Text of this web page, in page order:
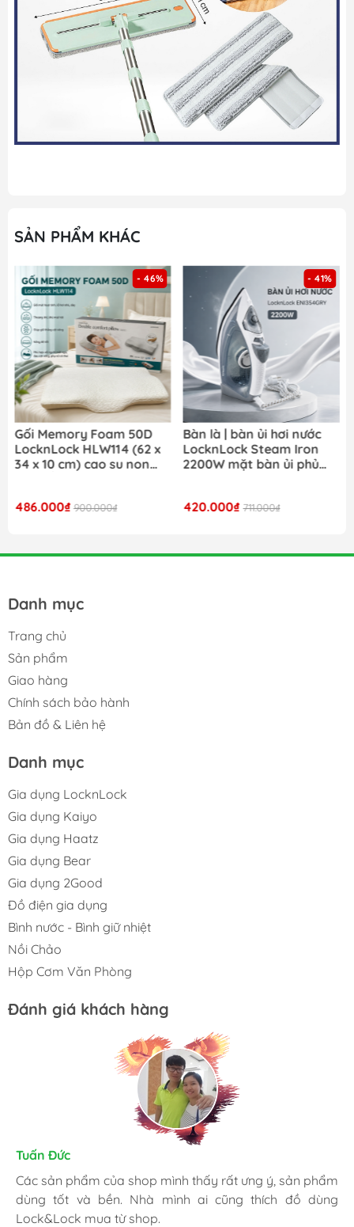
SẢN PHẨM KHÁC
- 46%
Gối Memory Foam 50D
LocknLock HLW114 (62 x
34 x 10 cm) cao su non
486.000₫ 900.000₫
- 41%
Bàn là | bàn ủi hơi nước
LocknLock Steam Iron
2200W mặt bàn ủi phủ
420.000₫ 711.000₫
Danh mục
Trang chủ
Sản phẩm
Giao hàng
Chính sách bảo hành
Bản đồ & Liên hệ
Danh mục
Gia dụng LocknLock
Gia dụng Kaiyo
Gia dụng Haatz
Gia dụng Bear
Gia dụng 2Good
Đồ điện gia dụng
Bình nước - Bình giữ nhiệt
Nồi Chảo
Hộp Cơm Văn Phòng
Đánh giá khách hàng
Kim Chung
Mình thấy hài lòng với các sản phẩm đã mua ở
GiadungOnline.vn . Các sản phẩm của shop đều chính
hãng, giá cũng được triết khấu tốt. Nhân viên nhiệt tình,
Tuấn Đức
Các sản phẩm của shop mình thấy rất ưng ý, sản phẩm
dùng tốt và bền. Nhà mình ai cũng thích đồ dùng
Lock&Lock mua từ shop.
Trần Huệ
Mình hay vào website và order mặt hàng mình cần.
Shop nhiệt tình, giao nhanh, giá tốt và đặc biệt sản
phẩm chính hãng làm mình yên tâm nhất.